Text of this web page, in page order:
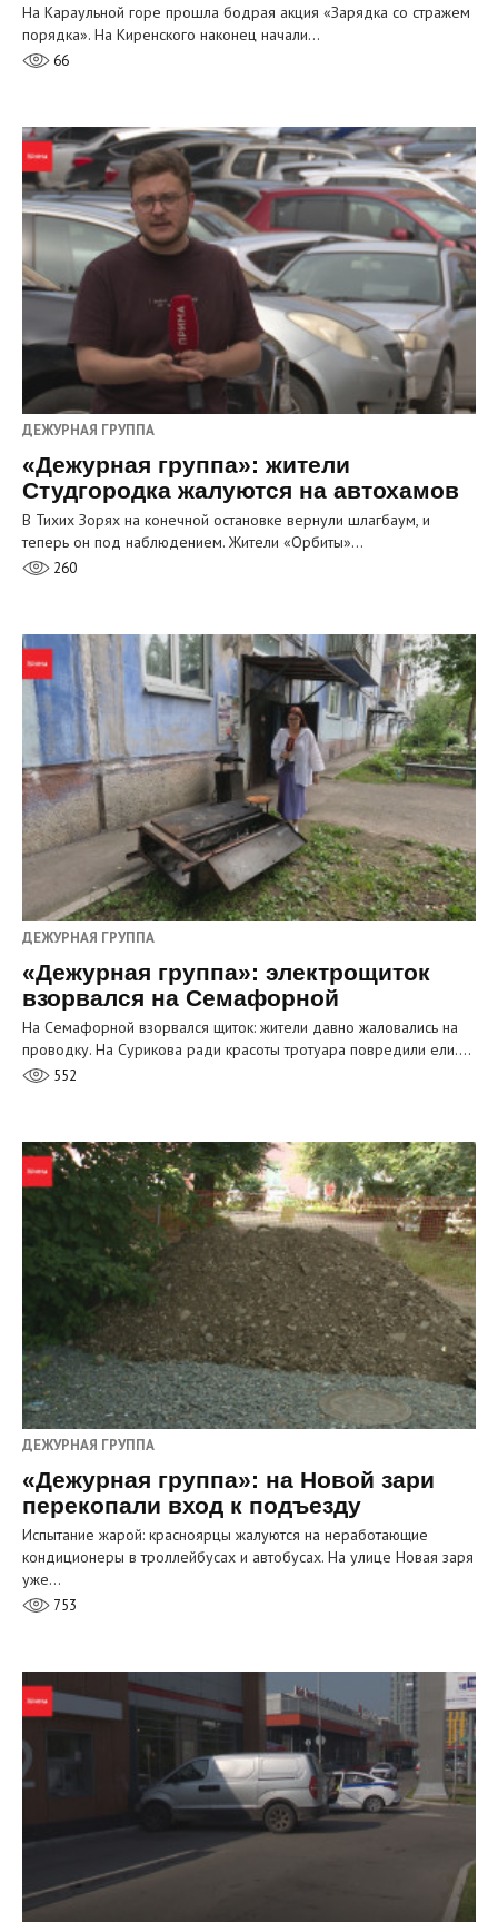
На Караульной горе прошла бодрая акция «Зарядка со стражем
порядка». На Киренского наконец начали…
66
ДЕЖУРНАЯ ГРУППА
«Дежурная группа»: жители
Студгородка жалуются на автохамов
В Тихих Зорях на конечной остановке вернули шлагбаум, и
теперь он под наблюдением. Жители «Орбиты»…
260
ДЕЖУРНАЯ ГРУППА
«Дежурная группа»: электрощиток
взорвался на Семафорной
На Семафорной взорвался щиток: жители давно жаловались на
проводку. На Сурикова ради красоты тротуара повредили ели.…
552
ДЕЖУРНАЯ ГРУППА
«Дежурная группа»: на Новой зари
перекопали вход к подъезду
Испытание жарой: красноярцы жалуются на неработающие
кондиционеры в троллейбусах и автобусах. На улице Новая заря
уже…
753